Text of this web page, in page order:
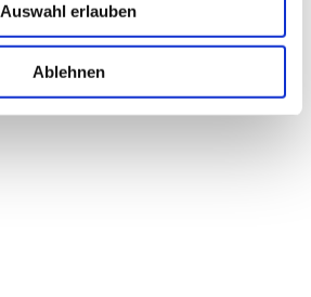
Auswahl erlauben
Ablehnen